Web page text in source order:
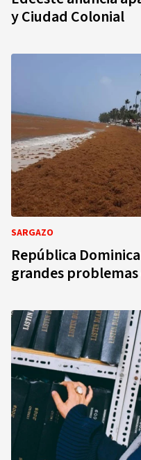
y Ciudad Colonial
SARGAZO
República
grandes